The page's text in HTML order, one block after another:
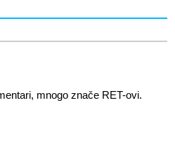
mnogo znače RET-ovi.